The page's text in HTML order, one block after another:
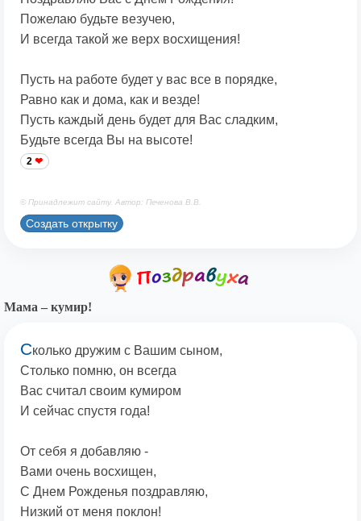
Пожелаю будьте везучею,
И всегда такой же верх восхищения!
Пусть на работе будет у вас все в порядке,
Равно как и дома, как и везде!
Пусть каждый день будет для Вас сладким,
Будьте всегда Вы на высоте!
2
© Принадлежит сайту. Автор: Печенова В.В.
Создать открытку
Мама – кумир!
Сколько дружим с Вашим сыном,
Столько помню, он всегда
Вас считал своим кумиром
И сейчас спустя года!
От себя я добавляю -
Вами очень восхищен,
С Днем Рожденья поздравляю,
Низкий от меня поклон!